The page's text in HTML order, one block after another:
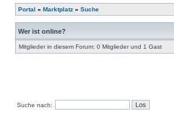
Portal » Marktplatz » Suche
Wer ist online?
Mitglieder in diesem Forum: 0 Mitglieder und 1 Gast
Suche nach: